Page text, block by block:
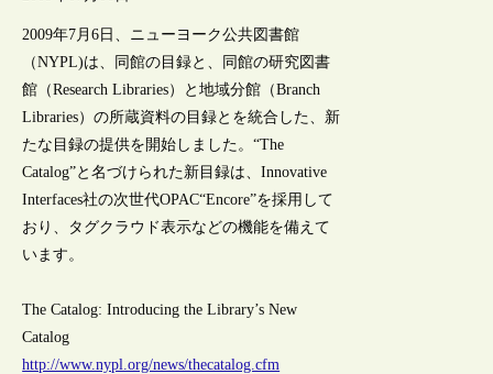
2009年7月6日、ニューヨーク公共図書館
（NYPL)は、同館の目録と、同館の研究図書
館（Research Libraries）と地域分館（Branch
Libraries）の所蔵資料の目録とを統合した、新
たな目録の提供を開始しました。“The
Catalog”と名づけられた新目録は、Innovative
Interfaces社の次世代OPAC“Encore”を採用して
おり、タグクラウド表示などの機能を備えて
います。
The Catalog: Introducing the Library’s New
Catalog
http://www.nypl.org/news/thecatalog.cfm